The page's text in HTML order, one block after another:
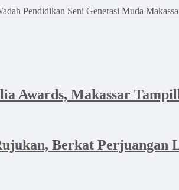
Pendidikan Seni Generasi Muda
Awards, Makassar
Berkat Perjuangan